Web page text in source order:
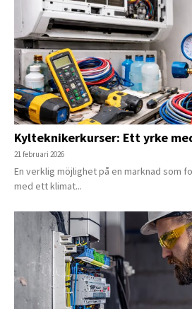
Kylteknikerkurser: Ett yrke
21 februari 2026
En verklig möjlighet på en marknad som
med ett klimat...